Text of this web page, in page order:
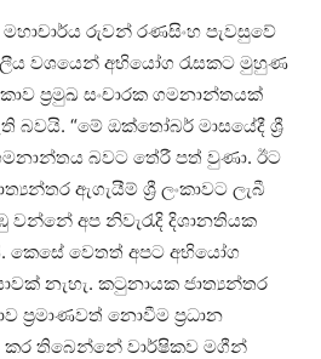
මහාචාර්ය රුවන් රණසිංහ පැවසුවේ
වශයෙන් අභියෝග රැසකට මුහුණ
ප්‍රමුඛ සංචාරක ගමනාන්තයක්
බවයි. “මේ ඔක්තෝබර් මාසයේදී ශ්‍රී
බවට තේරී පත් වුණා. ඊට
ඇගැයීම් ශ්‍රී ලංකාවට ලැබී
අප නිවැරැදි දිශානතියක
වෙතත් අපට අභියෝග
නැහැ. කටුනායක ජාත්‍යන්තර
ප්‍රමාණවත් නොවීම ප්‍රධාන
කර තිබෙන්නේ වාර්ෂිකව මගීන්